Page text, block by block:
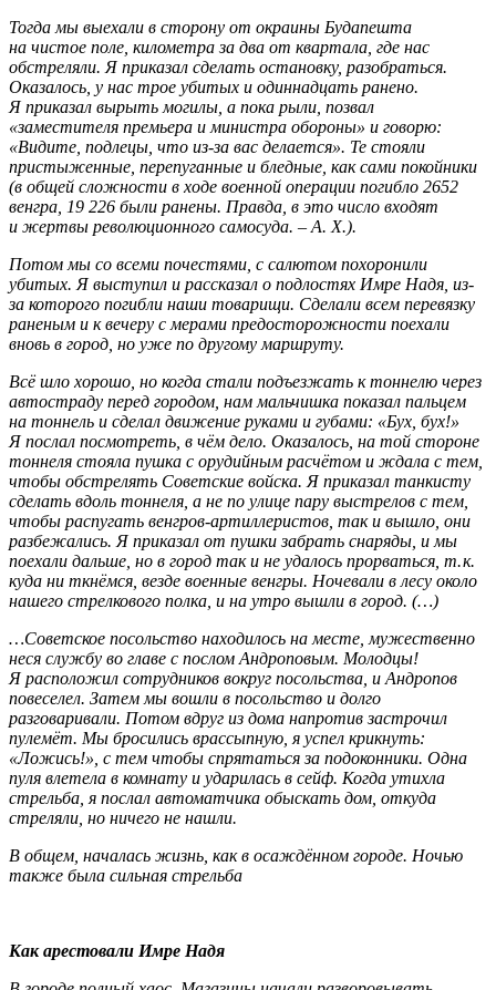
Тогда мы выехали в сторону от окраины Будапешта
на чистое поле, километра за два от квартала, где нас
обстреляли. Я приказал сделать остановку, разобраться.
Оказалось, у нас трое убитых и одиннадцать ранено.
Я приказал вырыть могилы, а пока рыли, позвал
«заместителя премьера и министра обороны» и говорю:
«Видите, подлецы, что из-за вас делается». Те стояли
пристыженные, перепуганные и бледные, как сами покойники
(в общей сложности в ходе военной операции погибло 2652
венгра, 19 226 были ранены. Правда, в это число входят
и жертвы революционного самосуда. – А. Х.).
Потом мы со всеми почестями, с салютом похоронили
убитых. Я выступил и рассказал о подлостях Имре Надя, из-
за которого погибли наши товарищи. Сделали всем перевязку
раненым и к вечеру с мерами предосторожности поехали
вновь в город, но уже по другому маршруту.
Всё шло хорошо, но когда стали подъезжать к тоннелю через
автостраду перед городом, нам мальчишка показал пальцем
на тоннель и сделал движение руками и губами: «Бух, бух!»
Я послал посмотреть, в чём дело. Оказалось, на той стороне
тоннеля стояла пушка с орудийным расчётом и ждала с тем,
чтобы обстрелять Советские войска. Я приказал танкисту
сделать вдоль тоннеля, а не по улице пару выстрелов с тем,
чтобы распугать венгров-артиллеристов, так и вышло, они
разбежались. Я приказал от пушки забрать снаряды, и мы
поехали дальше, но в город так и не удалось прорваться, т. к.
куда ни ткнёмся, везде военные венгры. Ночевали в лесу около
нашего стрелкового полка, и на утро вышли в город. (…)
…Советское посольство находилось на месте, мужественно
неся службу во главе с послом Андроповым. Молодцы!
Я расположил сотрудников вокруг посольства, и Андропов
повеселел. Затем мы вошли в посольство и долго
разговаривали. Потом вдруг из дома напротив застрочил
пулемёт. Мы бросились врассыпную, я успел крикнуть:
«Ложись!», с тем чтобы спрятаться за подоконники. Одна
пуля влетела в комнату и ударилась в сейф. Когда утихла
стрельба, я послал автоматчика обыскать дом, откуда
стреляли, но ничего не нашли.
В общем, началась жизнь, как в осаждённом городе. Ночью
также была сильная стрельба
Как арестовали Имре Надя